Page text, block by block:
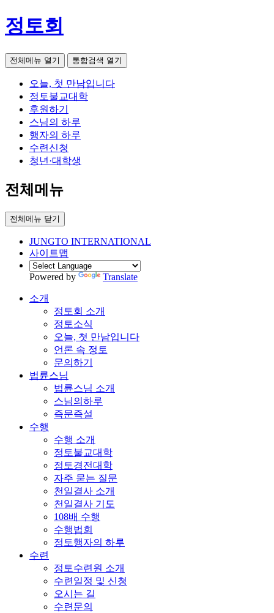
정토회
전체메뉴 열기 통합검색 열기
오늘, 첫 만남입니다
정토불교대학
후원하기
스님의 하루
행자의 하루
수련신청
청년·대학생
전체메뉴
전체메뉴 닫기
JUNGTO INTERNATIONAL
사이트맵
Powered by Translate
소개
정토회 소개
정토소식
오늘, 첫 만남입니다
언론 속 정토
문의하기
법륜스님
법륜스님 소개
스님의하루
즉문즉설
수행
수행 소개
정토불교대학
정토경전대학
자주 묻는 질문
천일결사 소개
천일결사 기도
108배 수행
수행법회
정토행자의 하루
수련
정토수련원 소개
수련일정 및 신청
오시는 길
수련문의